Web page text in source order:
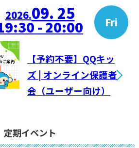
2026.09. 25 Fri
- 20:00
【予約不要】QQキッ
ズ | オンライン保護者
会（ユーザー向け）
定期イベント